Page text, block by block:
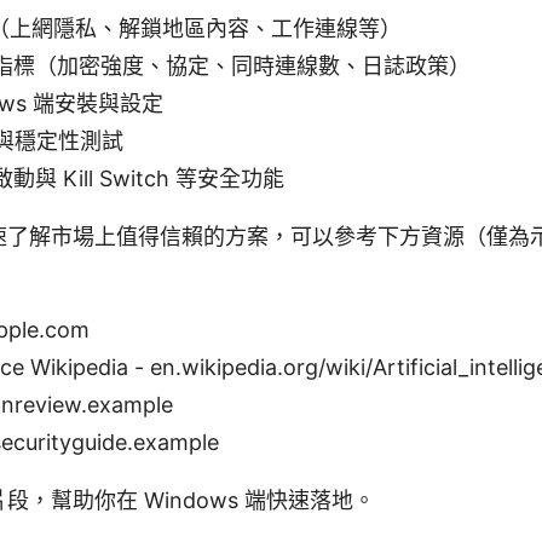
網隱私、解鎖地區內容、工作連線等）
（加密強度、協定、同時連線數、日誌政策）
端安裝與設定
穩定性測試
動與 Kill Switch 等安全功能
解市場上值得信賴的方案，可以參考下方資源（僅為
Wikipedia - en.wikipedia.org/wiki/
，幫助你在 Windows 端快速落地。